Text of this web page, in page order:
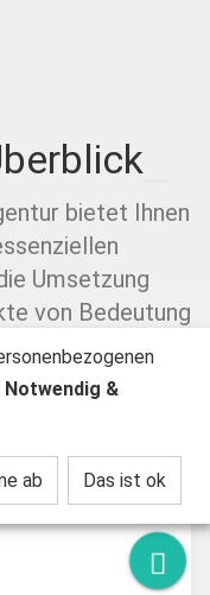
bietet Ihnen
Umsetzung
von Bedeutung
Notwendig &
ab Das ist ok